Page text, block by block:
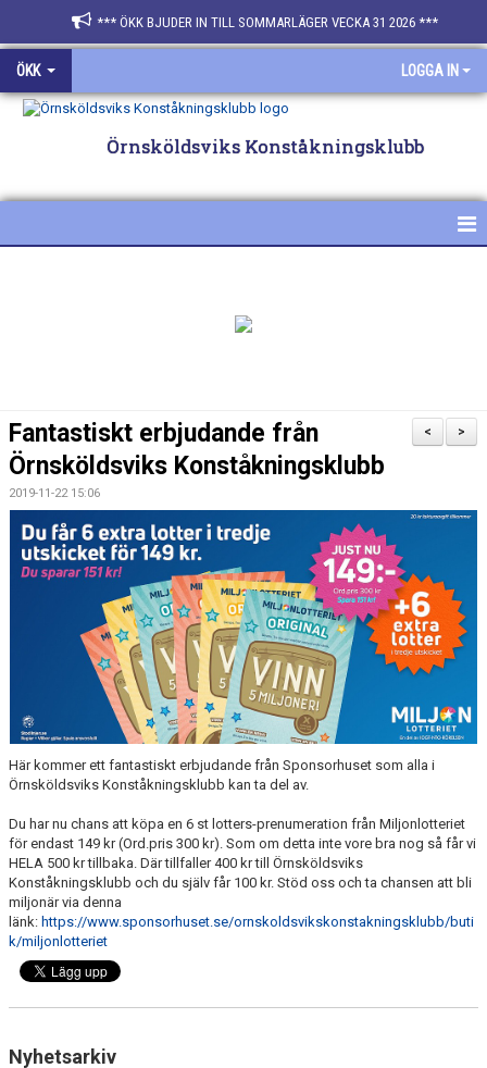
*** ÖKK BJUDER IN TILL SOMMARLÄGER VECKA 31 2026 ***
ÖKK LOGGA IN
Örnsköldsviks Konståkningsklubb
BILDGALLERI
>
<
Fantastiskt erbjudande från
Örnsköldsviks Konståkningsklubb
2019-11-22 15:06
Här kommer ett fantastiskt erbjudande från Sponsorhuset som alla i
Örnsköldsviks Konståkningsklubb kan ta del av.
Du har nu chans att köpa en 6 st lotters-prenumeration från Miljonlotteriet
för endast 149 kr (Ord.pris 300 kr). Som om detta inte vore bra nog så får vi
HELA 500 kr tillbaka. Där tillfaller 400 kr till Örnsköldsviks
Konståkningsklubb och du själv får 100 kr. Stöd oss och ta chansen att bli
miljonär via denna
länk: https://www.sponsorhuset.se/ornskoldsvikskonstakningsklubb/buti
k/miljonlotteriet
Nyhetsarkiv